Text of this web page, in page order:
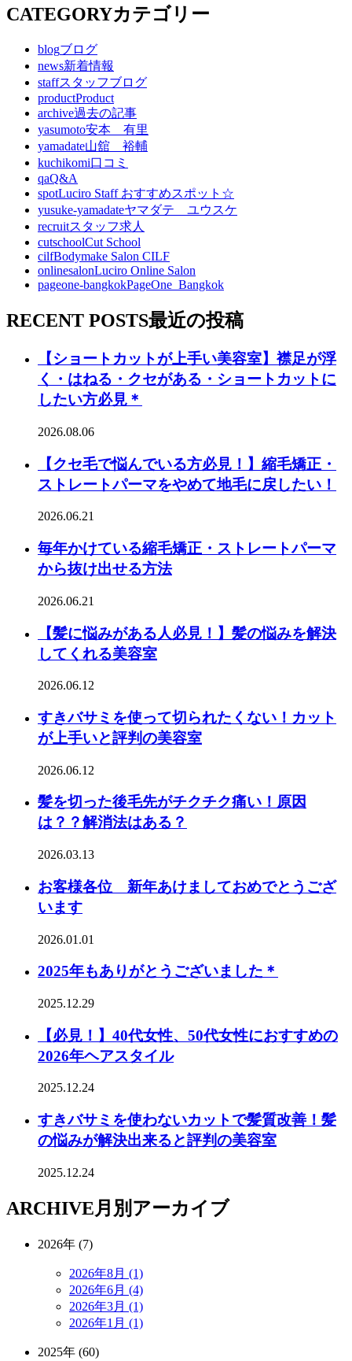
CATEGORYカテゴリー
blogブログ
news新着情報
staffスタッフブログ
productProduct
archive過去の記事
yasumoto安本 有里
yamadate山舘 裕輔
kuchikomi口コミ
qaQ&A
spotLuciro Staff おすすめスポット☆
yusuke-yamadateヤマダテ ユウスケ
recruitスタッフ求人
cutschoolCut School
cilfBodymake Salon CILF
onlinesalonLuciro Online Salon
pageone-bangkokPageOne_Bangkok
RECENT POSTS最近の投稿
【ショートカットが上手い美容室】襟足が浮
く・はねる・クセがある・ショートカットに
したい方必見＊
2026.08.06
【クセ毛で悩んでいる方必見！】縮毛矯正・
ストレートパーマをやめて地毛に戻したい！
2026.06.21
毎年かけている縮毛矯正・ストレートパーマ
から抜け出せる方法
2026.06.21
【髪に悩みがある人必見！】髪の悩みを解決
してくれる美容室
2026.06.12
すきバサミを使って切られたくない！カット
が上手いと評判の美容室
2026.06.12
髪を切った後毛先がチクチク痛い！原因
は？？解消法はある？
2026.03.13
お客様各位 新年あけましておめでとうござ
います
2026.01.01
2025年もありがとうございました＊
2025.12.29
【必見！】40代女性、50代女性におすすめの
2026年ヘアスタイル
2025.12.24
すきバサミを使わないカットで髪質改善！髪
の悩みが解決出来ると評判の美容室
2025.12.24
ARCHIVE月別アーカイブ
2026年 (7)
2026年8月 (1)
2026年6月 (4)
2026年3月 (1)
2026年1月 (1)
2025年 (60)